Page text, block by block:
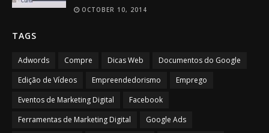
OCTOBER 10, 2014
TAGS
Adwords Compre Dicas Web
Documentos do Google
Edição de Vídeos
Empreendedorismo
Emprego
Eventos de Marketing Digital
Facebook
Ferramentas de Marketing Digital
Google Ads